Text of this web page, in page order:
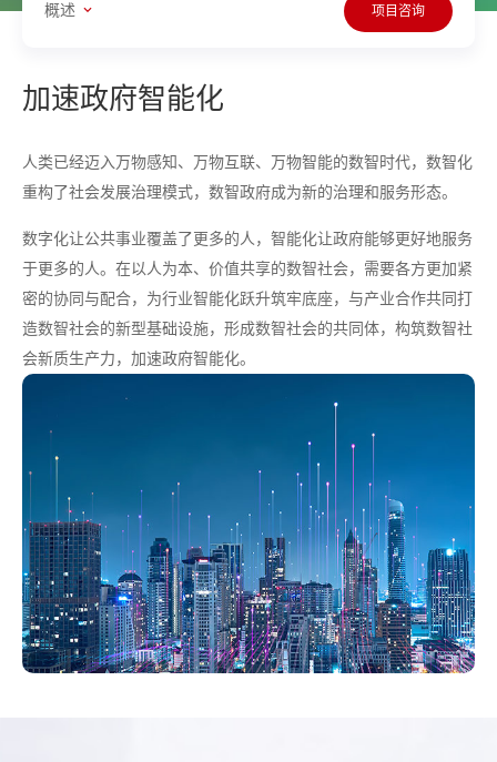
概述 项目咨询
加速政府智能化
人类已经迈入万物感知、万物互联、万物智能的数智时代，数智化
重构了社会发展治理模式，数智政府成为新的治理和服务形态。
数字化让公共事业覆盖了更多的人，智能化让政府能够更好地服务
于更多的人。在以人为本、价值共享的数智社会，需要各方更加紧
密的协同与配合，为行业智能化跃升筑牢底座，与产业合作共同打
造数智社会的新型基础设施，形成数智社会的共同体，构筑数智社
会新质生产力，加速政府智能化。